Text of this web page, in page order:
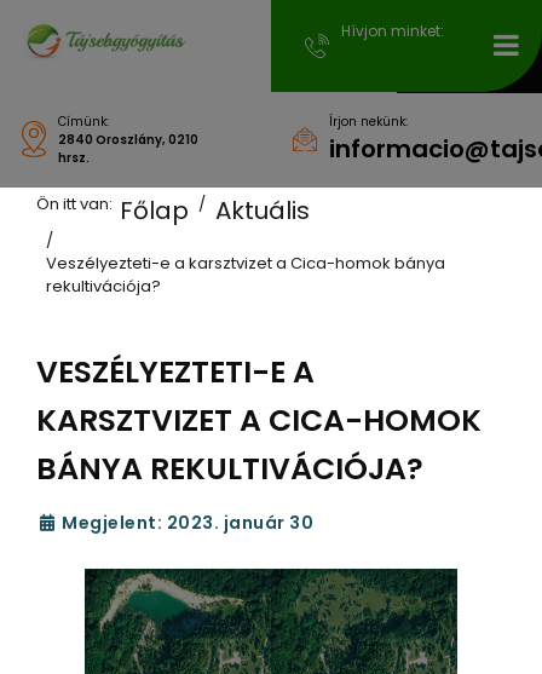
Címünk:
2840 Oroszlány, 0210
hrsz.
Írjon nekünk:
Hívjon minket:
Ön itt van: Főlap Aktuális
Veszélyezteti-e a karsztvizet a Cica-homok bánya
rekultivációja?
VESZÉLYEZTETI-E A
KARSZTVIZET A CICA-HOMOK
BÁNYA REKULTIVÁCIÓJA?
Megjelent: 2023. január 30